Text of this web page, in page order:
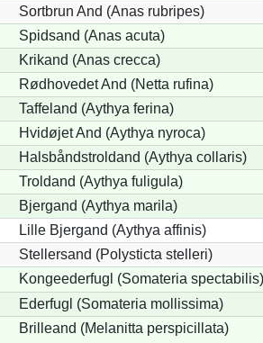
Sortbrun And (Anas rubripes)
Spidsand (Anas acuta)
Krikand (Anas crecca)
Rødhovedet And (Netta rufina)
Taffeland (Aythya ferina)
Hvidøjet And (Aythya nyroca)
Halsbåndstroldand (Aythya collaris)
Troldand (Aythya fuligula)
Bjergand (Aythya marila)
Lille Bjergand (Aythya affinis)
Stellersand (Polysticta stelleri)
Kongeederfugl (Somateria spectabilis)
Ederfugl (Somateria mollissima)
Brilleand (Melanitta perspicillata)